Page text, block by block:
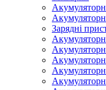
Зарядні